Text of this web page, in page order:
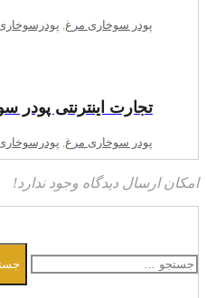
پودر سوخاری مرغ
تجارت اینترنتی پودر
پودر سوخاری مرغ
امکان ارسال دیدگاه وجود ندارد!
برای: